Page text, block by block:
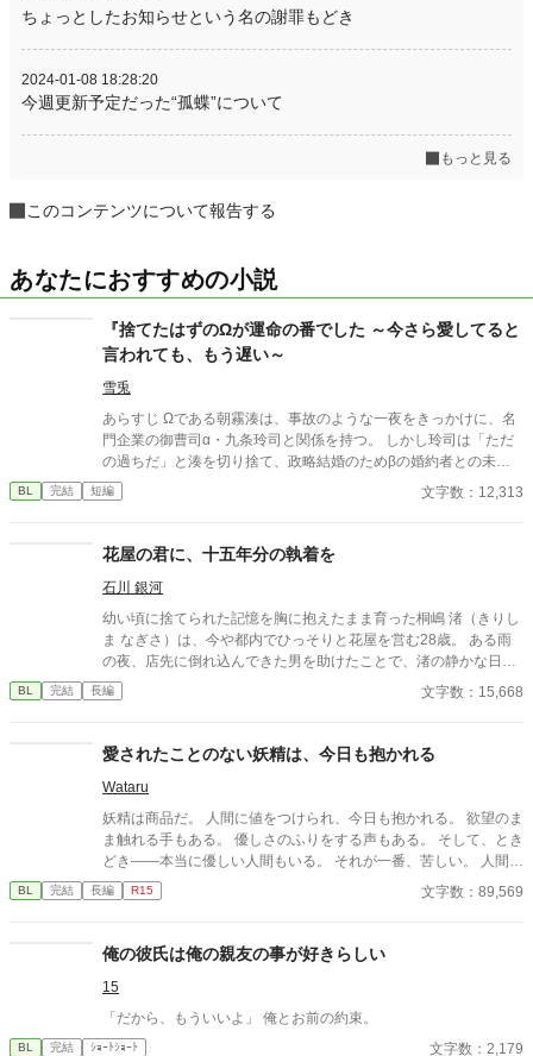
ちょっとしたお知らせという名の謝罪もどき
2024-01-08 18:28:20
今週更新予定だった“孤蝶”について
もっと見る
このコンテンツについて報告する
あなたにおすすめの小説
『捨てたはずのΩが運命の番でした ～今さら愛してると
言われても、もう遅い～
雪兎
あらすじ Ωである朝霧湊は、事故のような一夜をきっかけに、名
門企業の御曹司α・九条玲司と関係を持つ。 しかし玲司は「ただ
の過ちだ」と湊を切り捨て、政略結婚のためβの婚約者との未来
を選んだ。 深く傷ついた湊は、彼の前から姿を消す。 数か月後―
―。 湊の身体は、これまで誰も知らなかった希少な『遅咲きΩ』
たと知る。 「戻ってきてくれ」 今さら必死に追いかけてくる玲
司。 だが湊の隣には、自分を支え続けてくれた医師のα・神崎伊
織がいた。 「あなたは俺を捨てたでしょう」 後悔に苦しむα、執
着する第二のα、そして希少Ωを巡る陰謀。 もう二度と傷つきた
くないΩが最後に選ぶ相手とは――。 捨てた側の後悔と執着が加
速する、すれ違いオメガバースBL。
BL 完結 短編 文字数：12,313
花屋の君に、十五年分の執着を
石川 銀河
幼い頃に捨てられた記憶を胸に抱えたまま育った桐嶋 渚（きりし
ま なぎさ）は、今や都内でひっそりと花屋を営む28歳。 ある雨
の夜、店先に倒れ込んできた男を助けたことで、渚の静かな日常
は一変する。 男の名は、柊 一颯（ひいらぎ かずさ）。誰もが知
る大企業グループの御曹司にして、冷徹な眼差しで知られる若き
た――十五年以上前から、ずっと。
BL 完結 長編 文字数：15,668
愛されたことのない妖精は、今日も抱かれる
Wataru
妖精は商品だ。 人間に値をつけられ、今日も抱かれる。 欲望のま
ま触れる手もある。 優しさのふりをする声もある。 そして、とき
どき――本当に優しい人間もいる。 それが一番、苦しい。 人間に
消費されることには慣れている。 傷つくことにも。 それでも恋を
してしまう。 抱かれなくてもいい。 選ばれなくてもいい。 ただ
る、 檻の中の妖精たちの切ないBL短編集。
BL 完結 長編 R15 文字数：89,569
俺の彼氏は俺の親友の事が好きらしい
15
「だから、もういいよ」 俺とお前の約束。
BL 完結 ｼｮｰﾄｼｮｰﾄ 文字数：2,179